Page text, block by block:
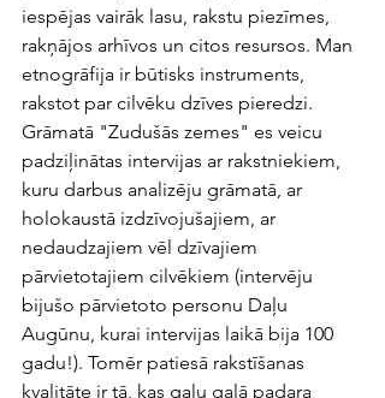
iespējas vairāk lasu, rakstu piezīmes,
rakņājos arhīvos un citos resursos. Man
etnogrāfija ir būtisks instruments,
rakstot par cilvēku dzīves pieredzi.
Grāmatā "Zudušās zemes" es veicu
padziļinātas intervijas ar rakstniekiem,
kuru darbus analizēju grāmatā, ar
holokaustā izdzīvojušajiem, ar
nedaudzajiem vēl dzīvajiem
pārvietotajiem cilvēkiem (intervēju
bijušo pārvietoto personu Daļu
Augūnu, kurai intervijas laikā bija 100
gadu!). Tomēr patiesā rakstīšanas
kvalitāte ir tā, kas galu galā padara